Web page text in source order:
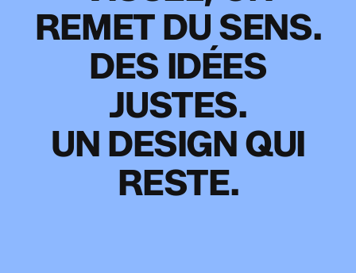
REMET DU SENS.
DES IDÉES
JUSTES.
UN DESIGN QUI
RESTE.